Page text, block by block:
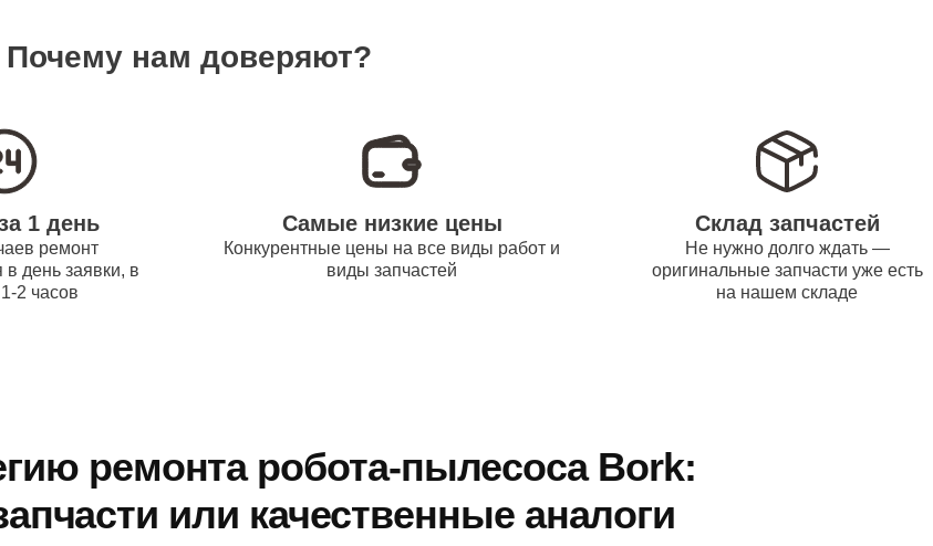
Почему нам доверяют?
1 день
ремонт
в день заявки, в
2 часов
Самые низкие цены
Конкурентные цены на все виды работ и
виды запчастей
Склад запчастей
Не нужно долго ждать —
оригинальные запчасти уже есть
на нашем складе
ремонта робота-пылесоса Bork:
или качественные аналоги